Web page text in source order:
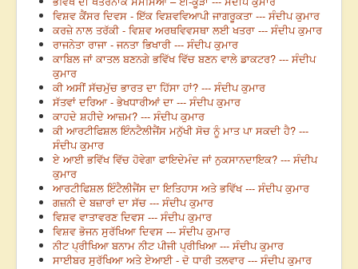
ਵਿਸ਼ਵ ਕੈਂਸਰ ਦਿਵਸ - ਇੱਕ ਵਿਸ਼ਵਵਿਆਪੀ ਜਾਗਰੂਕਤਾ --- ਸੰਦੀਪ ਕੁਮਾਰ
ਕਰਜ਼ੇ ਨਾਲ ਤਰੱਕੀ - ਵਿਸ਼ਵ ਅਰਥਵਿਵਸਥਾ ਲਈ ਖਤਰਾ --- ਸੰਦੀਪ ਕੁਮਾਰ
ਰਾਜਨੇਤਾ ਰਾਜਾ - ਜਨਤਾ ਭਿਖਾਰੀ --- ਸੰਦੀਪ ਕੁਮਾਰ
ਕਾਬਿਲ ਜਾਂ ਕਾਤਲ ਬਣਨਗੇ ਭਵਿੱਖ ਵਿੱਚ ਬਣਨ ਵਾਲੇ ਡਾਕਟਰ? --- ਸੰਦੀਪ
ਕੁਮਾਰ
ਕੀ ਅਸੀਂ ਸੱਚਮੁੱਚ ਭਾਰਤ ਦਾ ਹਿੱਸਾ ਹਾਂ? --- ਸੰਦੀਪ ਕੁਮਾਰ
ਸੱਤਵਾਂ ਦਰਿਆ - ਭੇਖਧਾਰੀਆਂ ਦਾ --- ਸੰਦੀਪ ਕੁਮਾਰ
ਕਾਹਦੇ ਸ਼ਹੀਦੇ ਆਜ਼ਮ? --- ਸੰਦੀਪ ਕੁਮਾਰ
ਕੀ ਆਰਟੀਫਿਸ਼ਲ ਇੰਨਟੈਲੀਜੈਂਸ ਮਨੁੱਖੀ ਸੋਚ ਨੂੰ ਮਾਤ ਪਾ ਸਕਦੀ ਹੈ? ---
ਸੰਦੀਪ ਕੁਮਾਰ
ਏ ਆਈ ਭਵਿੱਖ ਵਿੱਚ ਹੋਵੇਗਾ ਫਾਇਦੇਮੰਦ ਜਾਂ ਨੁਕਸਾਨਦਾਇਕ? --- ਸੰਦੀਪ
ਕੁਮਾਰ
ਆਰਟੀਫਿਸ਼ਲ ਇੰਟੈਲੀਜੈਂਸ ਦਾ ਇਤਿਹਾਸ ਅਤੇ ਭਵਿੱਖ --- ਸੰਦੀਪ ਕੁਮਾਰ
ਗਜ਼ਨੀ ਦੇ ਬਜ਼ਾਰਾਂ ਦਾ ਸੱਚ --- ਸੰਦੀਪ ਕੁਮਾਰ
ਵਿਸ਼ਵ ਵਾਤਾਵਰਣ ਦਿਵਸ --- ਸੰਦੀਪ ਕੁਮਾਰ
ਵਿਸ਼ਵ ਭੋਜਨ ਸੁਰੱਖਿਆ ਦਿਵਸ --- ਸੰਦੀਪ ਕੁਮਾਰ
ਨੀਟ ਪ੍ਰੀਖਿਆ ਬਨਾਮ ਨੀਟ ਪੀਜੀ ਪ੍ਰੀਖਿਆ --- ਸੰਦੀਪ ਕੁਮਾਰ
ਸਾਈਬਰ ਸੁਰੱਖਿਆ ਅਤੇ ਏਆਈ - ਦੋ ਧਾਰੀ ਤਲਵਾਰ --- ਸੰਦੀਪ ਕੁਮਾਰ